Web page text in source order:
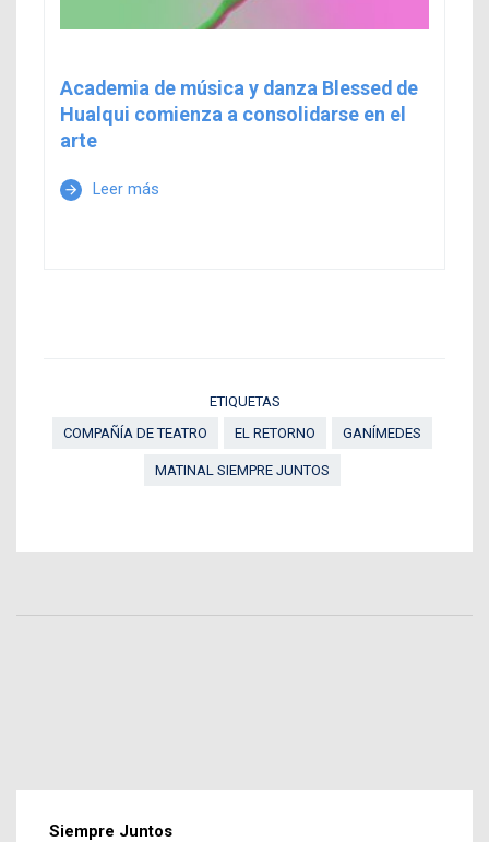
Academia de música y danza Blessed de
Hualqui comienza a consolidarse en el
arte
arrow_forward Leer más
ETIQUETAS
COMPAÑÍA DE TEATRO
EL RETORNO GANÍMEDES
MATINAL SIEMPRE JUNTOS
Siempre Juntos